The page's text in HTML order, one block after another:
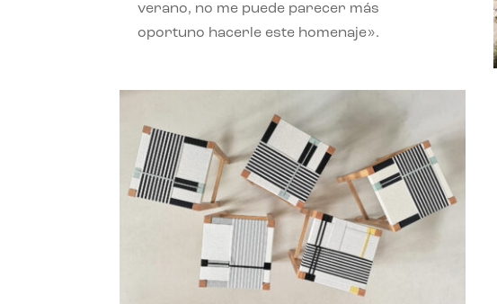
verano, no me puede parecer más
oportuno hacerle este homenaje».